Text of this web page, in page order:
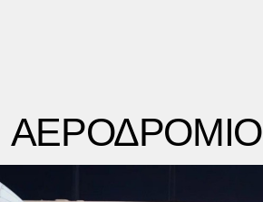
ΑΕΡΟΔΡΟΜΙΟ